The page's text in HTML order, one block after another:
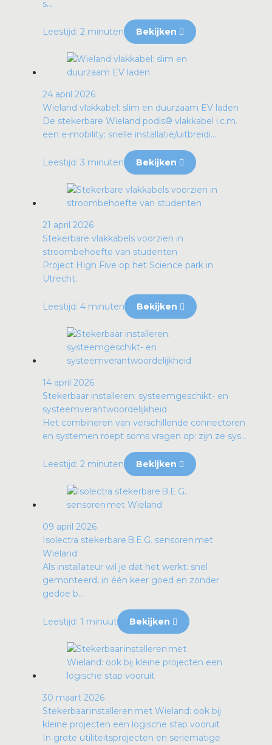
s...
Leestijd: 2 minuten Bekijken
24 april 2026
Wieland vlakkabel: slim en duurzaam EV laden
De stekerbare Wieland podis® vlakkabel i.c.m.
een e-mobility: snelle installatie/uitbreidi...
Leestijd: 3 minuten Bekijken
21 april 2026
Stekerbare vlakkabels voorzien in
stroombehoefte van studenten
Project High Five op het Science park in
Utrecht.
Leestijd: 4 minuten Bekijken
14 april 2026
Stekerbaar installeren: systeemgeschikt- en
systeemverantwoordelijkheid
Het combineren van verschillende connectoren
en systemen roept soms vragen op: zijn ze sys...
Leestijd: 2 minuten Bekijken
09 april 2026
Isolectra stekerbare B.E.G. sensoren met
Wieland
Als installateur wil je dat het werkt: snel
gemonteerd, in één keer goed en zonder
gedoe b...
Leestijd: 1 minuut Bekijken
30 maart 2026
Stekerbaar installeren met Wieland: ook bij
kleine projecten een logische stap vooruit
In grote utiliteitsprojecten en seriematige